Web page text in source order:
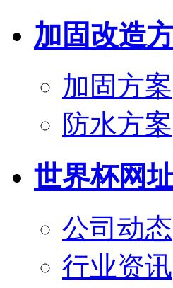
加固改造
加固方案
防水方案
世界杯网
公司动态
行业资讯